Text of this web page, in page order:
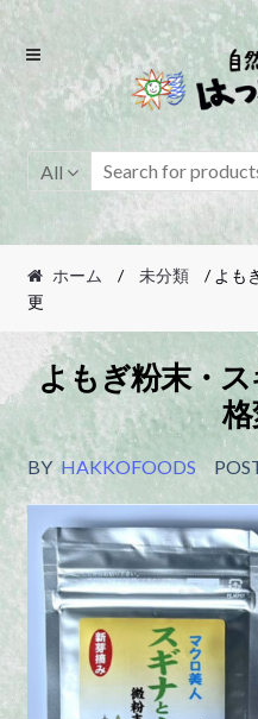
Skip
navigation
Skip
content
All
ホーム / 未分類
/ よも
更
よもぎ粉末・
BY HAKKOFOODS